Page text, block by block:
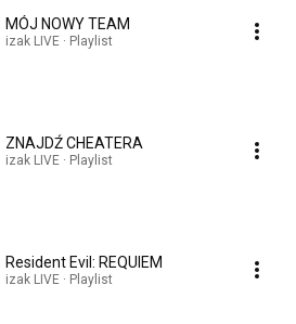
MÓJ NOWY TEAM
izak LIVE · Playlist
ZNAJDŹ CHEATERA
izak LIVE · Playlist
Resident Evil: REQUIEM
izak LIVE · Playlist